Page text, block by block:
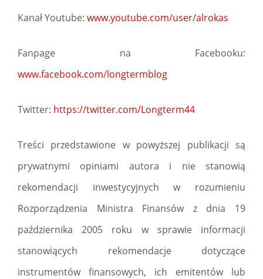
Kanał Youtube: www.youtube.com/user/alrokas
Fanpage na Facebooku:
www.facebook.com/longtermblog
Twitter: https://twitter.com/Longterm44
Treści przedstawione w powyższej publikacji są
prywatnymi opiniami autora i nie stanowią
rekomendacji inwestycyjnych w rozumieniu
Rozporządzenia Ministra Finansów z dnia 19
października 2005 roku w sprawie informacji
stanowiących rekomendacje dotyczące
instrumentów finansowych, ich emitentów lub